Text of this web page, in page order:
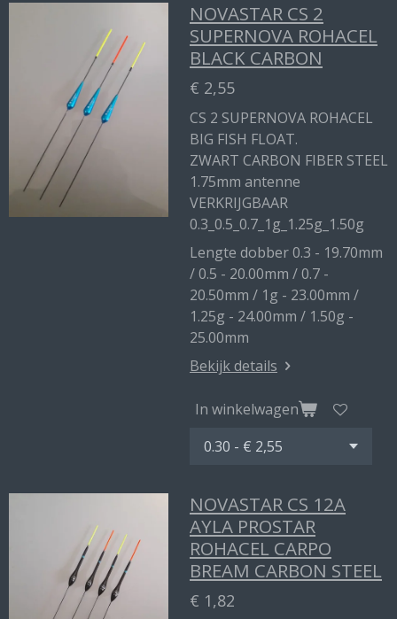
NOVASTAR CS 2
SUPERNOVA ROHACEL
BLACK CARBON
€ 2,55
CS 2 SUPERNOVA ROHACEL
BIG FISH FLOAT.
ZWART CARBON FIBER STEEL
1.75mm antenne
VERKRIJGBAAR
0.3_0.5_0.7_1g_1.25g_1.50g
Lengte dobber 0.3 - 19.70mm
/ 0.5 - 20.00mm / 0.7 -
20.50mm / 1g - 23.00mm /
1.25g - 24.00mm / 1.50g -
25.00mm
Bekijk details
In winkelwagen
NOVASTAR CS 12A
AYLA PROSTAR
ROHACEL CARPO
BREAM CARBON STEEL
€ 1,82